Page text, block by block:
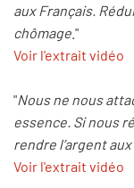
aux Français.
chômage ."
Voir l'extrait vidéo
"Nous ne nous
essence. Si nous
rendre l’argent
Voir l'extrait vidéo